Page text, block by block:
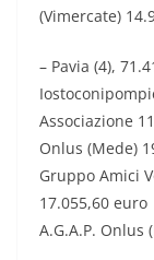
(Vimercate)
– Pavia (4),
Associazione
Onlus (Mede)
Gruppo Amici
17.055,60 euro
A.G.A.P. Onlus